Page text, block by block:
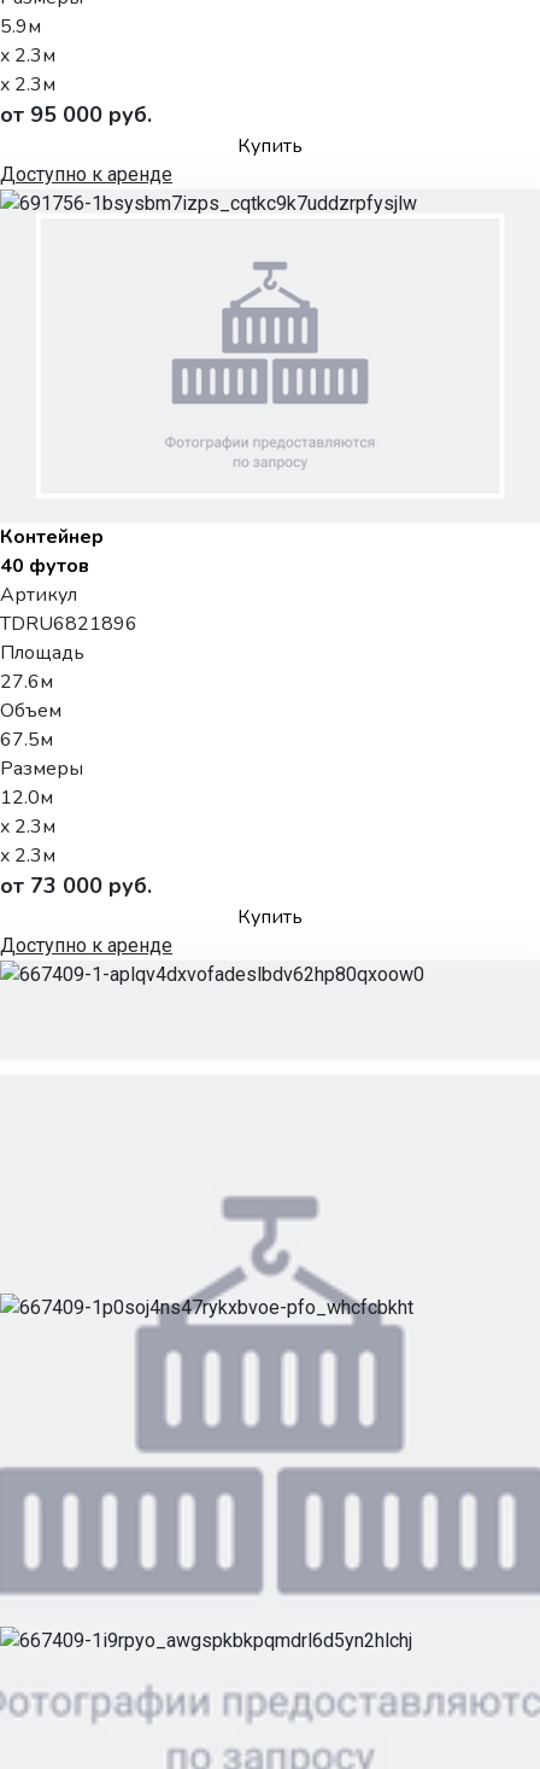
5.9м
x 2.3м
x 2.3м
от 95 000 руб.
Купить
Доступно к аренде
Контейнер
40 футов
Артикул
TDRU6821896
Площадь
27.6м
Объем
67.5м
Размеры
12.0м
x 2.3м
x 2.3м
от 73 000 руб.
Купить
Доступно к аренде